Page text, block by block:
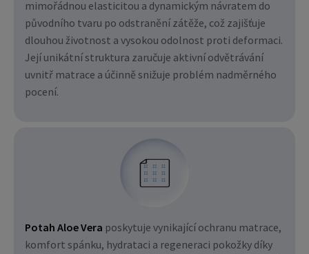
mimořádnou elasticitou a dynamickým návratem do
původního tvaru po odstranění zátěže, což zajišťuje
dlouhou životnost a vysokou odolnost proti deformaci.
Její unikátní struktura zaručuje aktivní odvětrávání
uvnitř matrace a účinně snižuje problém nadměrného
pocení.
Potah Aloe Vera poskytuje vynikající ochranu matrace,
komfort spánku, hydrataci a regeneraci pokožky díky